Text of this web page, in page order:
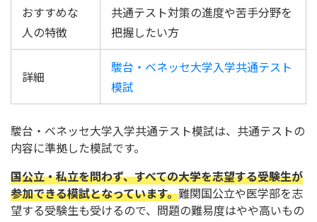
おすすめな
人の特徴
共通テスト対策の進度や苦手分野を
把握したい方
詳細
駿台・ベネッセ大学入学共通テスト
模試
駿台・ベネッセ大学入学共通テスト模試は、共通テストの
内容に準拠した模試です。
国公立・私立を問わず、すべての大学を志望する受験生が
参加できる模試となっています。難関国公立や医学部を志
望する受験生も受けるので、問題の難易度はやや高いもの